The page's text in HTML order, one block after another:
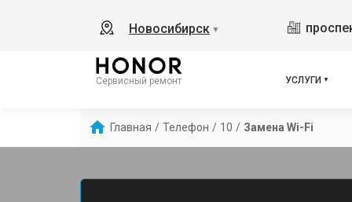
Новосибирск ▼
Сервисный ремонт УСЛУГИ
Главная / Телефон / 10 / Замена Wi-Fi